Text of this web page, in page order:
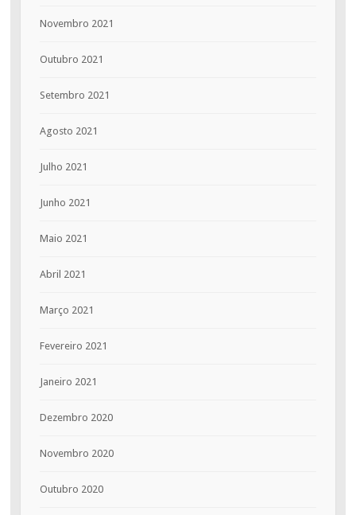
Novembro 2021
Outubro 2021
Setembro 2021
Agosto 2021
Julho 2021
Junho 2021
Maio 2021
Abril 2021
Março 2021
Fevereiro 2021
Janeiro 2021
Dezembro 2020
Novembro 2020
Outubro 2020